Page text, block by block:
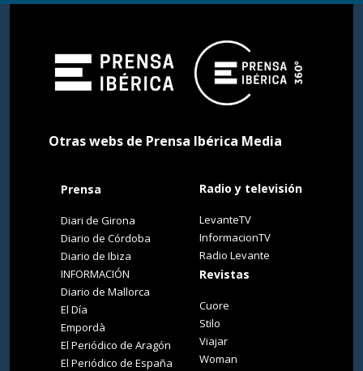
Otras webs de Prensa Ibérica Media
Prensa
Diari de Girona
Diario de Córdoba
Diario de Ibiza
INFORMACIÓN
Diario de Mallorca
El Día
Empordà
El Periódico de Aragón
El Periódico de España
Radio y televisión
LevanteTV
InformacionTV
Radio Levante
Revistas
Cuore
Stilo
Viajar
Woman